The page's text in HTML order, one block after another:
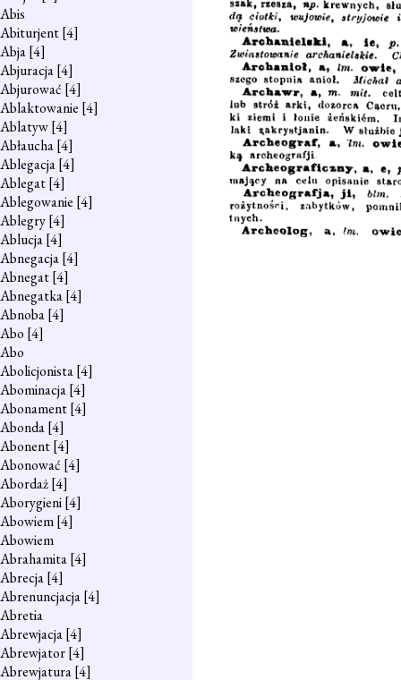
Abis
Abiturjent[4]
Abja[4]
Abjuracja[4]
Abjurować [4]
Ablaktowanie [4]
Ablatyw[4]
Abłaucha[4]
Ablegacja[4]
Ablegat[4]
Ablegowanie [4]
Ablegry[4]
Ablucja[4]
Abnegacja[4]
Abnegat[4]
Abnegatka[4]
Abnoba[4]
Abo [4]
Abo
Abolicjonista[4]
Abominacja[4]
Abonament[4]
Abonda[4]
Abonent[4]
Abonować [4]
Abordaż[4]
Aborygieni[4]
Abowiem[4]
Abowiem
Abrahamita[4]
Abrecja[4]
Abrenuncjacja[4]
Abretia
Abrewjacja[4]
Abrewjator[4]
Abrewjatura[4]